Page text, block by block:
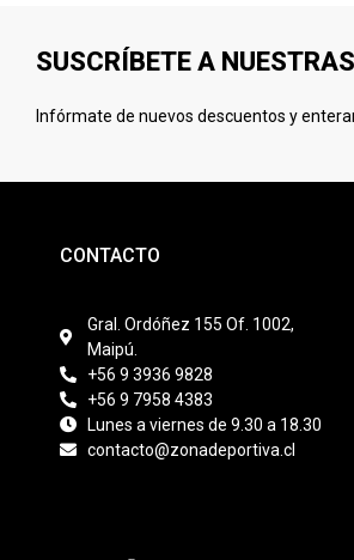
SUSCRÍBETE A
Infórmate de nuevos descuentos y
CONTACTO
Gral. Ordóñez 155 Of. 1002,
Maipú.
+56 9 3936 9828
+56 9 7958 4383
Lunes a viernes de 9.30 a 18.30
contacto@zonadeportiva.cl